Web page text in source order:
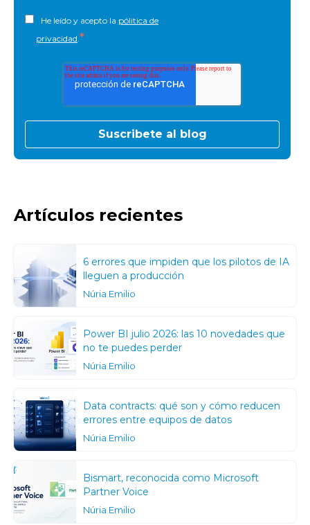
He leído y acepto la pólitica de
privacidad.*
Artículos recientes
6 errores que impiden que los pilotos de IA
lleguen a producción
Núria Emilio
Power BI julio 2026: las 10 novedades que
no te puedes perder
Núria Emilio
Data contracts: qué son y cómo reducen
errores entre equipos de datos
Núria Emilio
Bismart, reconocida como Microsoft
Partner Voice
Núria Emilio